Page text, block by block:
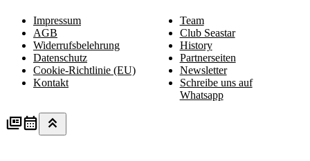
Impressum
AGB
Widerrufsbelehrung
Datenschutz
Cookie-Richtlinie (EU)
Kontakt
Team
Club Seastar
History
Partnerseiten
Newsletter
Schreibe uns auf
Whatsapp